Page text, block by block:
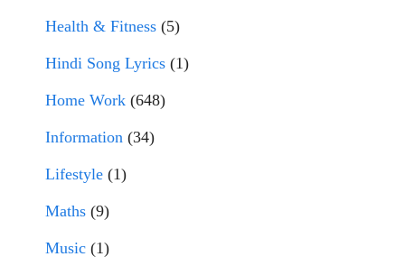
Health & Fitness (5)
Hindi Song Lyrics (1)
Home Work (648)
Information (34)
Lifestyle (1)
Maths (9)
Music (1)